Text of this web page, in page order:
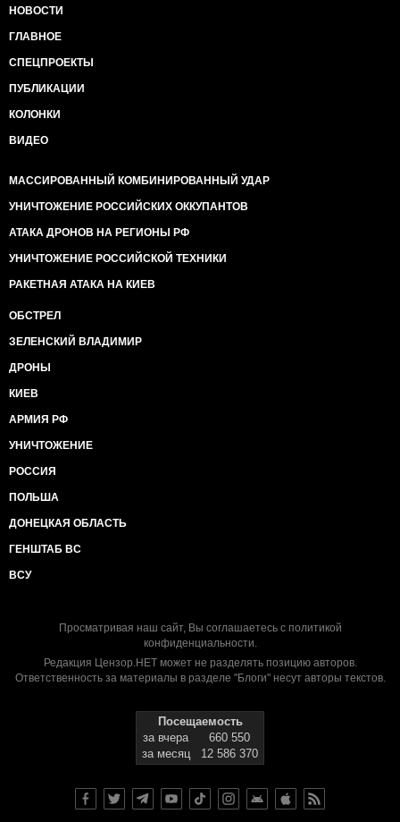
НОВОСТИ
ГЛАВНОЕ
СПЕЦПРОЕКТЫ
ПУБЛИКАЦИИ
КОЛОНКИ
ВИДЕО
МАССИРОВАННЫЙ КОМБИНИРОВАННЫЙ УДАР
УНИЧТОЖЕНИЕ РОССИЙСКИХ ОККУПАНТОВ
АТАКА ДРОНОВ НА РЕГИОНЫ РФ
УНИЧТОЖЕНИЕ РОССИЙСКОЙ ТЕХНИКИ
РАКЕТНАЯ АТАКА НА КИЕВ
ОБСТРЕЛ
ЗЕЛЕНСКИЙ ВЛАДИМИР
ДРОНЫ
КИЕВ
АРМИЯ РФ
УНИЧТОЖЕНИЕ
РОССИЯ
ПОЛЬША
ДОНЕЦКАЯ ОБЛАСТЬ
ГЕНШТАБ ВС
ВСУ
Просматривая наш сайт, Вы соглашаетесь с политикой
конфиденциальности.
Редакция Цензор.НЕТ может не разделять позицию авторов.
Ответственность за материалы в разделе "Блоги" несут авторы текстов.
Посещаемость
за вчера
660 550
за месяц
12 586 370